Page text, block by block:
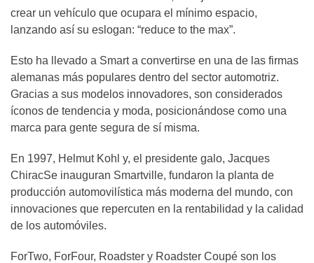
crear un vehículo que ocupara el mínimo espacio,
lanzando así su eslogan: “reduce to the max”.
Esto ha llevado a Smart a convertirse en una de las firmas
alemanas más populares dentro del sector automotriz.
Gracias a sus modelos innovadores, son considerados
íconos de tendencia y moda, posicionándose como una
marca para gente segura de sí misma.
En 1997, Helmut Kohl y, el presidente galo, Jacques
ChiracSe inauguran Smartville, fundaron la planta de
producción automovilística más moderna del mundo, con
innovaciones que repercuten en la rentabilidad y la calidad
de los automóviles.
ForTwo, ForFour, Roadster y Roadster Coupé son los